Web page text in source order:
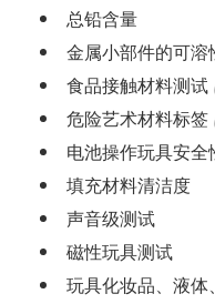
总铅含量
金属小部件的可溶
食品接触材料测试
危险艺术材料标签
电池操作玩具安全
填充材料清洁度
声音级测试
磁性玩具测试
玩具化妆品、液